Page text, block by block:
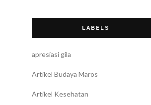
LABELS
apresiasi gila
Artikel Budaya Maros
Artikel Kesehatan